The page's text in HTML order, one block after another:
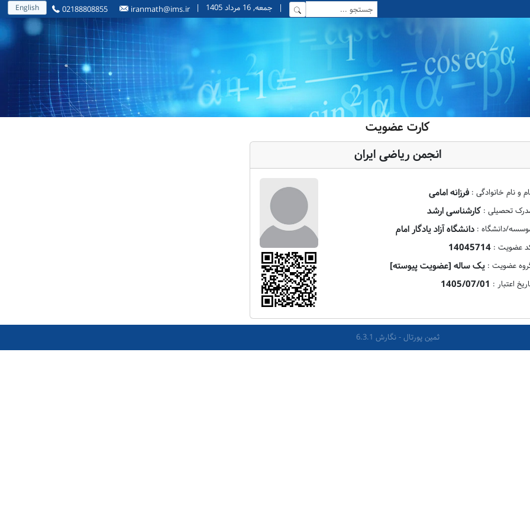
English 02188808855 iranmath@ims.ir | جمعه, 16 مرداد 1405 |
کارت عضویت
انجمن ریاضی ایران
و نام خانوادگی : فرزانه امامی
تحصیلی : کارشناسی ارشد
دانشگاه : دانشگاه آزاد یادگار امام
عضویت : 14045714
عضویت : یک ساله [عضویت پیوسته]
اعتبار : 1405/07/01
ثمین پورتال - نگارش 6.3.1